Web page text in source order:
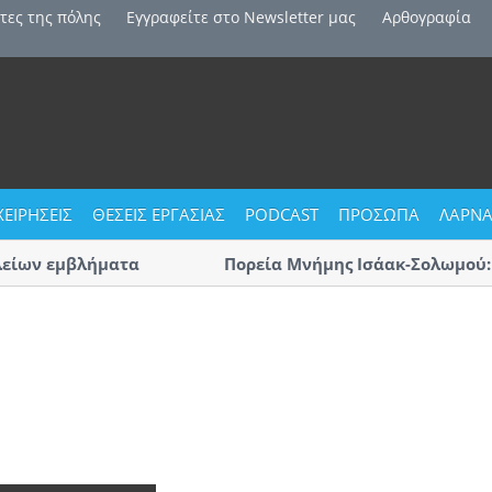
της πόλης Εγγραφείτε στο Newsletter μας Αρθογραφία
ΘΕΣΕΙΣ ΕΡΓΑΣΙΑΣ PODCAST ΠΡΟΣΩΠΑ
εμβλήματα
Πορεία Μνήμης Ισάακ-Σολωμού:
Αύριο η μεγάλη πορεία «με οδηγό